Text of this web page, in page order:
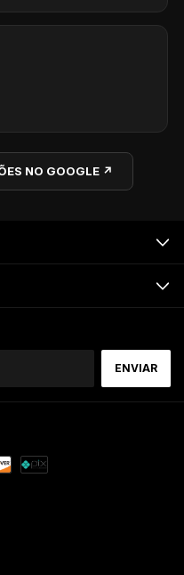
NO GOOGLE ↗